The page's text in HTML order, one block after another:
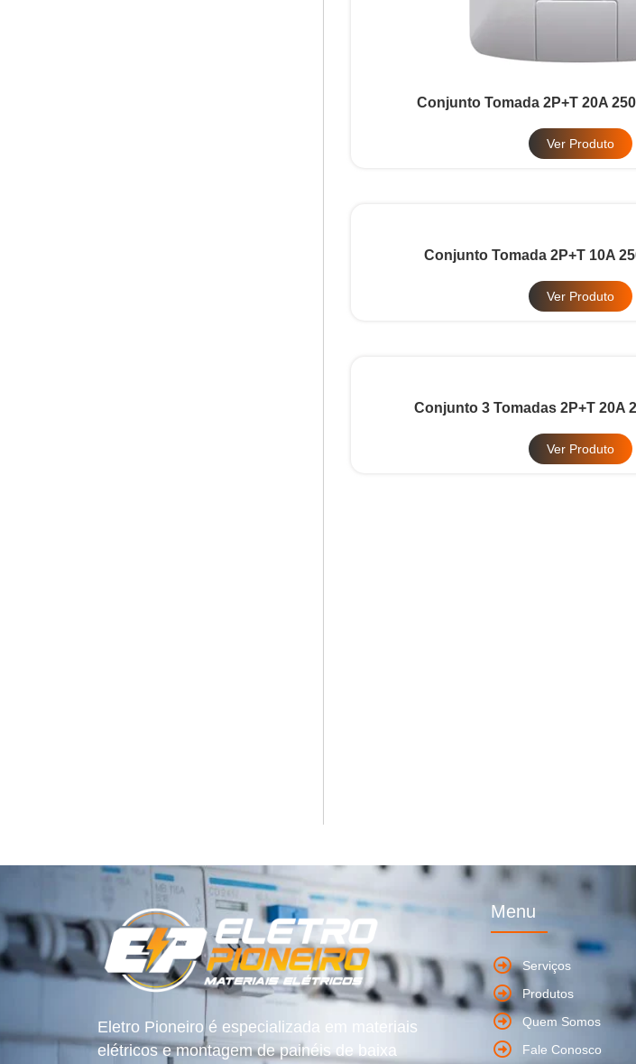
Conjunto Tomada 2P+T 20A
Ver Produto
Conjunto Tomada 2P+T 10A
Ver Produto
Conjunto 3 Tomadas 2P+T 20A
Ver Produto
Eletro Pioneiro é especializada em materiais
elétricos e montagem de painéis de baixa
Menu
Serviços
Produtos
Quem Somos
Fale Conosco